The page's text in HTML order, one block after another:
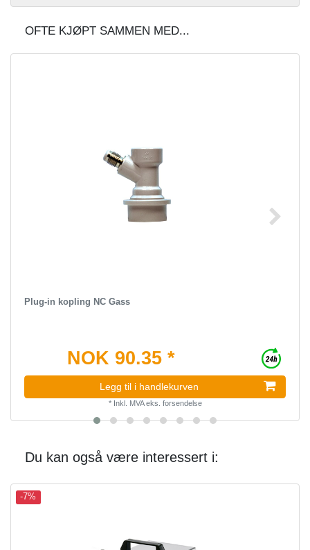
OFTE KJØPT SAMMEN MED...
Plug-in kopling NC Gass
NOK 90.35 *
Legg til i handlekurven
* Inkl. MVAeks. forsendelse
Du kan også være interessert i:
-7%